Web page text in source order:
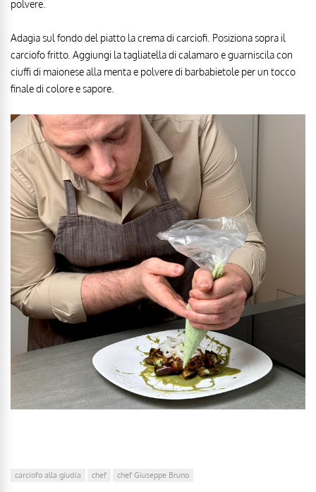
polvere.
Adagia sul fondo del piatto la crema di carciofi. Posiziona sopra il
carciofo fritto. Aggiungi la tagliatella di calamaro e guarniscila con
ciuffi di maionese alla menta e polvere di barbabietole per un tocco
finale di colore e sapore.
carciofo alla giudia chef chef Giuseppe Bruno